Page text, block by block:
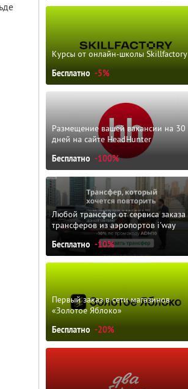
Курсы от онлайн-школы Skillfactory
Бесплатно -5%
Размещение вашей вакансии на 30
дней на сайте HeadHunter
Бесплатно -100%
Любой трансфер от сервиса заказа
трансферов из аэропортов i'way
Бесплатно -10%
Первый заказ в сети магазинов
«Золотое Яблоко»
Бесплатно -20%